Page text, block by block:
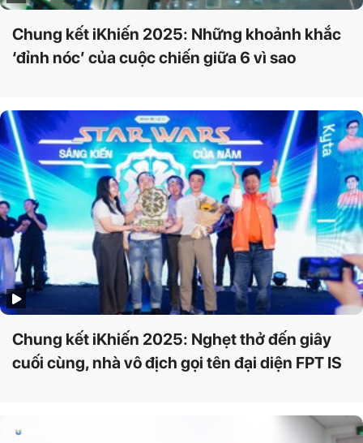
Chung kết iKhiến 2025: Những khoảnh khắc
‘đỉnh nóc’ của cuộc chiến giữa 6 vì sao
Chung kết iKhiến 2025: Nghẹt thở đến giây
cuối cùng, nhà vô địch gọi tên đại diện FPT IS